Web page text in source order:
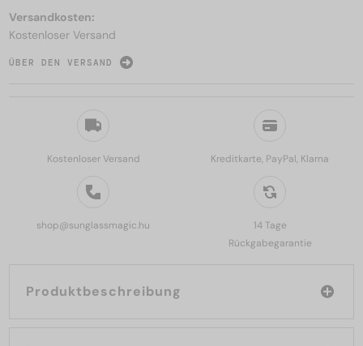
Kostenloser Versand Kreditkarte, PayPal, Klarna
shop@sunglassmagic.hu
14 Tage
Rückgabegarantie
Produktbeschreibung
Versandkosten:
Kostenloser Versand
ÜBER DEN VERSAND